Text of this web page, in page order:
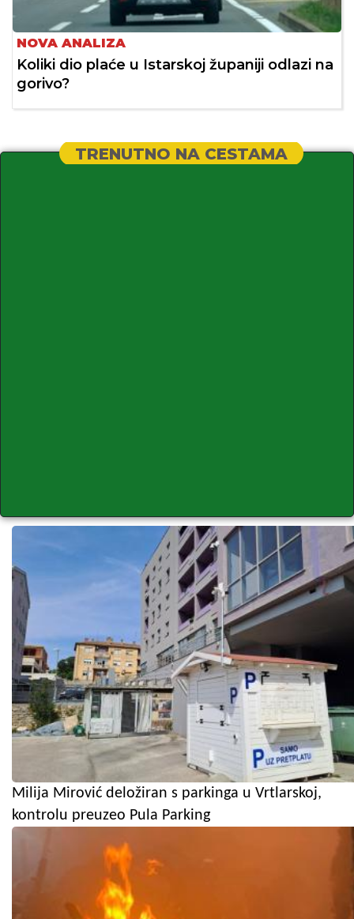
NOVA ANALIZA
Koliki dio plaće u Istarskoj županiji odlazi na
gorivo?
TRENUTNO NA CESTAMA
Milija Mirović deložiran s parkinga u Vrtlarskoj,
kontrolu preuzeo Pula Parking